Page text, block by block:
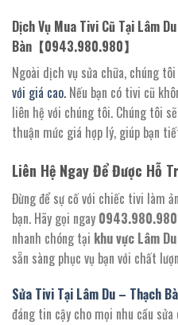
Dịch Vụ Mua Tivi Cũ Tại Lâm
Bàn【0943.980.980】
Ngoài dịch vụ sửa chữa, chúng
với giá cao. Nếu bạn có tivi cũ
liên hệ với chúng tôi. Chúng tôi
thuận mức giá hợp lý, giúp bạn
Liên Hệ Ngay Để Được Hỗ
Đừng để sự cố với chiếc tivi làm
bạn. Hãy gọi ngay 0943.980.980
nhanh chóng tại khu vực Lâm
sẵn sàng phục vụ bạn với chất
Sửa Tivi Tại Lâm Du – Thạch
đáng tin cậy cho mọi nhu cầu